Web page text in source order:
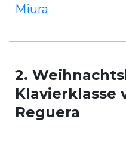
Miura
2.
Klavierklasse
Reguera